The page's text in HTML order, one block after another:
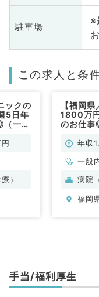
駐車場
※
この求人と条
ックの
5日年
一般
）
【福岡
1800万
のお仕
年収
一般
科、
病院
福岡
手当/福利厚生